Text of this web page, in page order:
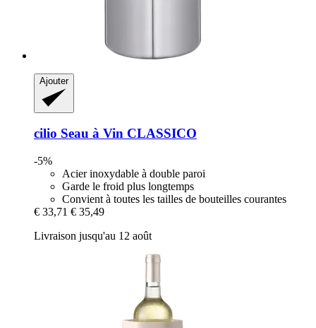
Ajouter
cilio Seau à Vin CLASSICO
-5%
Acier inoxydable à double paroi
Garde le froid plus longtemps
Convient à toutes les tailles de bouteilles courantes
€ 33,71 € 35,49
Livraison jusqu'au 12 août